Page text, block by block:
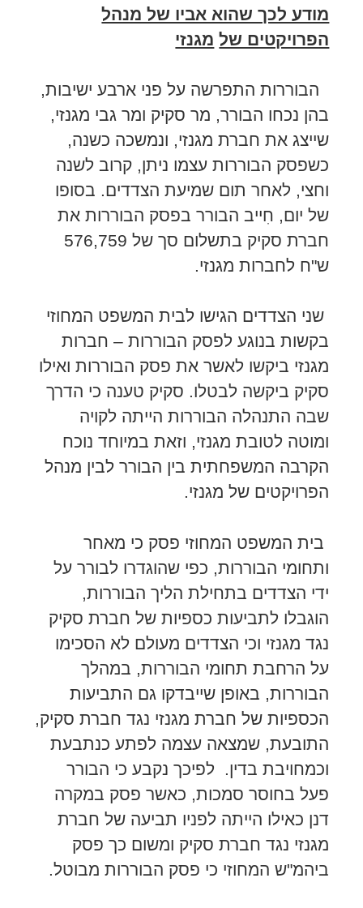
מודע לכך שהוא אביו של מנהל
הפרויקטים של מגנזי
הבוררות התפרשה על פני ארבע ישיבות,
בהן נכחו הבורר, מר סקיק ומר גבי מגנזי,
שייצג את חברת מגנזי, ונמשכה כשנה,
כשפסק הבוררות עצמו ניתן, קרוב לשנה
וחצי, לאחר תום שמיעת הצדדים. בסופו
של יום, חִייב הבורר בפסק הבוררות את
חברת סקיק בתשלום סך של 576,759
ש"ח לחברות מגנזי.
שני הצדדים הגישו לבית המשפט המחוזי
בקשות בנוגע לפסק הבוררות – חברות
מגנזי ביקשו לאשר את פסק הבוררות ואילו
סקיק ביקשה לבטלו. סקיק טענה כי הדרך
שבה התנהלה הבוררות הייתה לקויה
ומוטה לטובת מגנזי, וזאת במיוחד נוכח
הקרבה המשפחתית בין הבורר לבין מנהל
הפרויקטים של מגנזי.
בית המשפט המחוזי פסק כי מאחר
ותחומי הבוררות, כפי שהוגדרו לבורר על
ידי הצדדים בתחילת הליך הבוררות,
הוגבלו לתביעות כספיות של חברת סקיק
נגד מגנזי וכי הצדדים מעולם לא הסכימו
על הרחבת תחומי הבוררות, במהלך
הבוררות, באופן שייבדקו גם התביעות
הכספיות של חברת מגנזי נגד חברת סקיק,
התובעת, שמצאה עצמה לפתע כנתבעת
וכמחויבת בדין. לפיכך נקבע כי הבורר
פעל בחוסר סמכות, כאשר פסק במקרה
דנן כאילו הייתה לפניו תביעה של חברת
מגנזי נגד חברת סקיק ומשום כך פסק
ביהמ"ש המחוזי כי פסק הבוררות מבוטל.